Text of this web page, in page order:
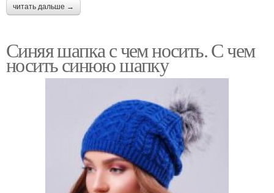
читать дальше →
Синяя шапка с чем носить. С чем
носить синюю шапку